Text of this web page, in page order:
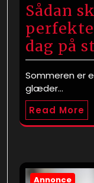
Sådan
dag på
Sommeren er
glæder…
Read More
Annonce